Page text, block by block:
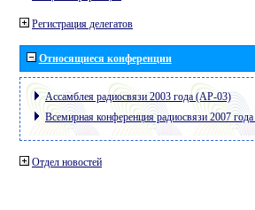
Регистрация делегатов
Относящиеся конференции
Ассамблея радиосвязи 2003 года (АР-03)
Всемирная конференция радиосвязи 2007
Отдел новостей